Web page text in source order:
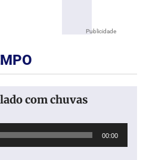
Publicidade
com chuvas
00:00